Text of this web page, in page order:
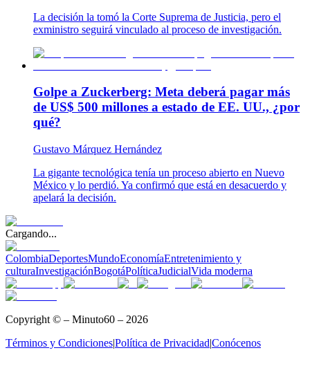
La decisión la tomó la Corte Suprema de Justicia, pero el
exministro seguirá vinculado al proceso de investigación.
Golpe a Zuckerberg: Meta deberá pagar más
de US$ 500 millones a estado de EE. UU., ¿por
qué?
Gustavo Márquez Hernández
La gigante tecnológica tenía un proceso abierto en Nuevo
México y lo perdió. Ya confirmó que está en desacuerdo y
apelará la decisión.
Cargando...
ColombiaDeportesMundoEconomíaEntretenimiento y
culturaInvestigaciónBogotáPolíticaJudicialVida moderna
Copyright © – Minuto60 – 2026
Términos y Condiciones|Política de Privacidad|Conócenos